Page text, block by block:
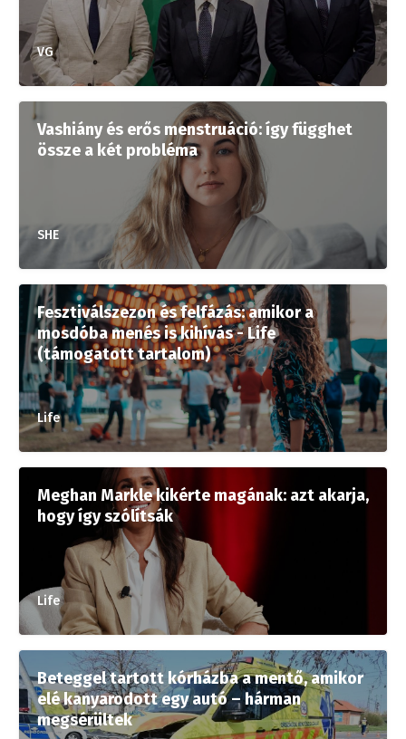
VG
Vashiány és erős menstruáció: így függhet
össze a két probléma
SHE
Fesztiválszezon és felfázás: amikor a
mosdóba menés is kihívás - Life
(támogatott tartalom)
Life
Meghan Markle kikérte magának: azt akarja,
hogy így szólítsák
Life
Beteggel tartott kórházba a mentő, amikor
elé kanyarodott egy autó – hárman
megsérültek